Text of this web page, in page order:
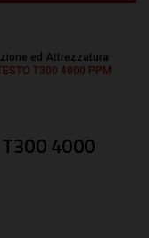
ed Attrezzatura
T300 4000 PPM
T300 4000